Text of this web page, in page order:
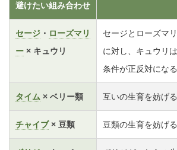
避けたい組み合わせ
セージ ・ ローズマリ
ー × キュウリ
セージとローズマ
に対し、キュウリ
条件が正反対になる
タイム × ベリー類 互いの生育を妨げ
チャイブ× 豆類 豆類の生育を妨げる